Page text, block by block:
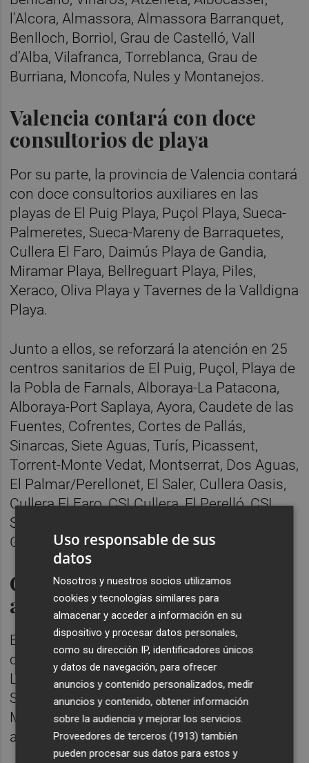
l’Alcora, Almassora, Almassora Barranquet,
Benlloch, Borriol, Grau de Castelló, Vall
d’Alba, Vilafranca, Torreblanca, Grau de
Burriana, Moncofa, Nules y Montanejos.
Valencia contará con doce
consultorios de playa
Por su parte, la provincia de Valencia contará
con doce consultorios auxiliares en las
playas de El Puig Playa, Puçol Playa, Sueca-
Palmeretes, Sueca-Mareny de Barraquetes,
Cullera El Faro, Daimús Playa de Gandia,
Miramar Playa, Bellreguart Playa, Piles,
Xeraco, Oliva Playa y Tavernes de la Valldigna
Playa.
Junto a ellos, se reforzará la atención en 25
centros sanitarios de El Puig, Puçol, Playa de
la Pobla de Farnals, Alboraya-La Patacona,
Alboraya-Port Saplaya, Ayora, Caudete de las
Fuentes, Cofrentes, Cortes de Pallás,
Sinarcas, Siete Aguas, Turís, Picassent,
Torrent-Monte Vedat, Montserrat, Dos Aguas,
El Palmar/Perellonet, El Saler, Cullera Oasis,
Cullera El Faro, CSI Cullera, El Perelló, CSI
Sueca, Miramar Playa de Gandia y Grau de
Gandia.
Cinco consultorios de playa
abrirán en Alicante
En la provincia de Alicante se abrirán cinco
consultorios auxiliares en las playas de Calp
La Fossa, Xàbia Arenal, Alicante Urbanova,
Santa Pola Casa del Mar y Dénia Les
Marines, cuya apertura queda condicionada
a gestiones pendientes del Ayuntamiento.
Uso responsable de sus
datos
Nosotros y nuestros socios utilizamos
cookies y tecnologías similares para
almacenar y acceder a información en su
dispositivo y procesar datos personales,
como su dirección IP, identificadores únicos
y datos de navegación, para ofrecer
anuncios y contenido personalizados, medir
anuncios y contenido, obtener información
sobre la audiencia y mejorar los servicios.
Proveedores de terceros (1913) también
pueden procesar sus datos para estos y